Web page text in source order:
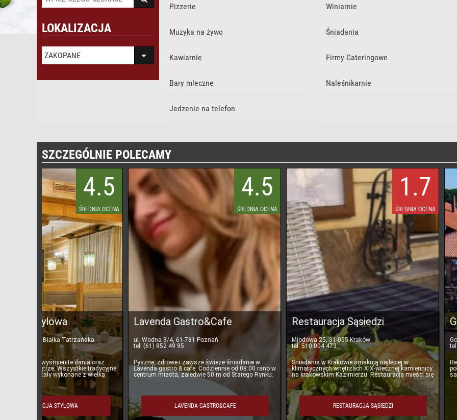
LOKALIZACJA
ZAKOPANE
Pizzerie Winiarnie
Muzyka na żywo Śniadania
Kawiarnie Firmy Cateringowe
Bary mleczne Naleśnikarnie
Jedzenie na telefon
SZCZEGÓLNIE POLECAMY
4.5
ŚREDNIA OCENA
Lavenda Gastro&Cafe
ul. Wodna 3/4, 61-781 Poznań
tel: (61) 852 49 95
Pyszne, zdrowe i zawsze świeże śniadanie w
Lavenda gastro & cafe. Codziennie od 08:00 rano w
centrum miasta, zaledwie 50 m od Starego Rynku.
W Lavend
LAVENDA GASTRO&CAFE
1.7
ŚREDNIA OCENA
Restauracja Sąsiedzi
Miodowa 25, 31-055 Kraków
Śniadania w Krakowie smakują najlepiej w
klimatycznych wnętrzach XIX-wiecznej kamiennicy
na krakowskim Kazimierzu. Restauracja mieści się
w jej podziemiach
RESTAURACJA SĄSIEDZI
Grill House
Golfowa 2, 55-114 Kryniczno
tel: 733 388 803, 533 970 990
Restauracja na terenie pola
położona 5 km od granicy
samego Centrum. Oprócz
posiadamy również menu
GRILL HOUSE WROCŁAW